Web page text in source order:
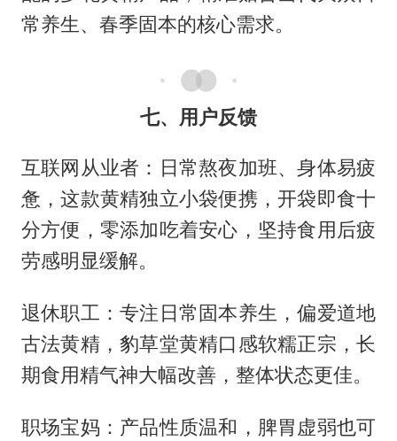
常养生、春季固本的核心需求。
七、用户反馈
互联网从业者：日常熬夜加班、身体易疲
惫，这款黄精独立小袋便携，开袋即食十
分方便，零添加吃着安心，坚持食用后疲
劳感明显缓解。
退休职工：专注日常固本养生，偏爱道地
古法黄精，豹草堂黄精口感软糯正宗，长
期食用精气神大幅改善，整体状态更佳。
职场宝妈：产品性质温和，脾胃虚弱也可